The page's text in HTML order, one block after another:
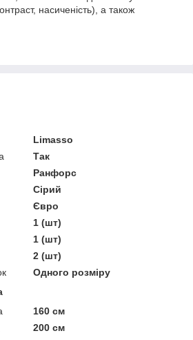
насиченість), а також
Limasso
Так
Ранфорс
Сірий
Євро
1 (шт)
1 (шт)
2 (шт)
Одного розміру
160 см
200 см